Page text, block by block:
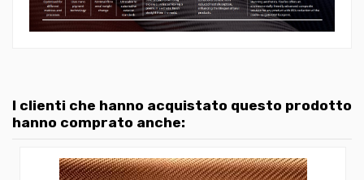
I clienti che hanno acquistato questo prodotto
hanno comprato anche: